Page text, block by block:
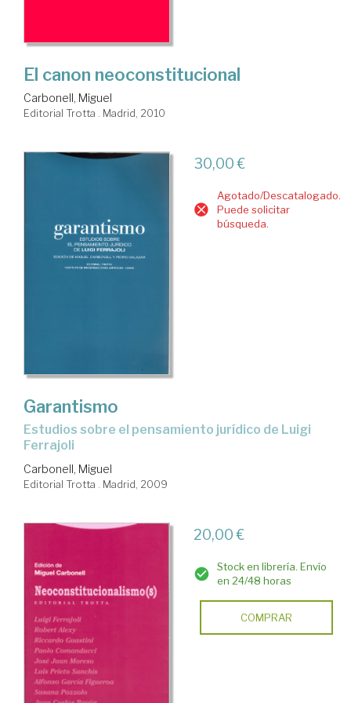
El canon neoconstitucional
Carbonell, Miguel
Editorial Trotta . Madrid, 2010
30,00 €
Agotado/Descatalogado.
Puede solicitar
búsqueda.
Garantismo
estudios sobre el pensamiento jurídico de Luigi
Ferrajoli
Carbonell, Miguel
Editorial Trotta . Madrid, 2009
20,00 €
Stock en librería. Envío
en 24/48 horas
COMPRAR